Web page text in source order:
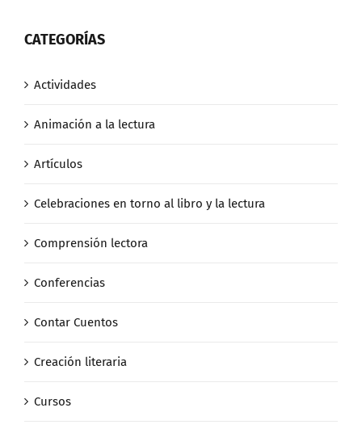
CATEGORÍAS
Actividades
Animación a la lectura
Artículos
Celebraciones en torno al libro y la lectura
Comprensión lectora
Conferencias
Contar Cuentos
Creación literaria
Cursos